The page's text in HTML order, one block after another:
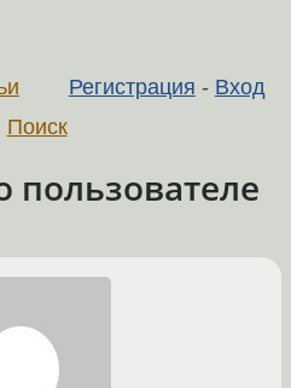
Регистрация - Вход
Поиск